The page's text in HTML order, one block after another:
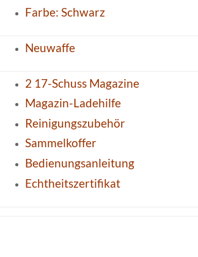
Farbe: Schwarz
Neuwaffe
2 17-Schuss Magazine
Magazin-Ladehilfe
Reinigungszubehör
Sammelkoffer
Bedienungsanleitung
Echtheitszertifikat